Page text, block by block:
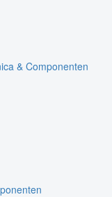
& Componenten